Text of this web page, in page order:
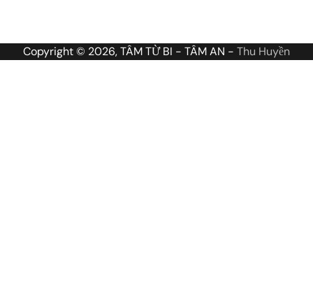
Copyright © 2026, TÂM TỪ BI - TÂM AN - Thu Huyền